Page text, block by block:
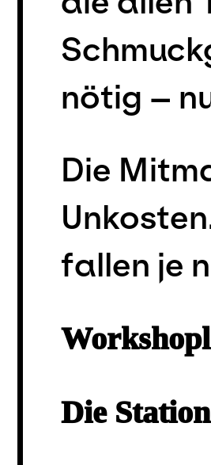
nötig –
Die
fallen je
Die